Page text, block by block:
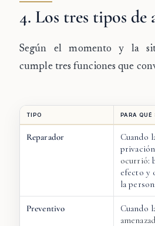
4. Los tres tipos de
Según el momento y la
cumple tres funciones que
TIPO PARA QUÉ
Reparador
Cuando
ocurrió:
efecto y
la
Preventivo
Cuando